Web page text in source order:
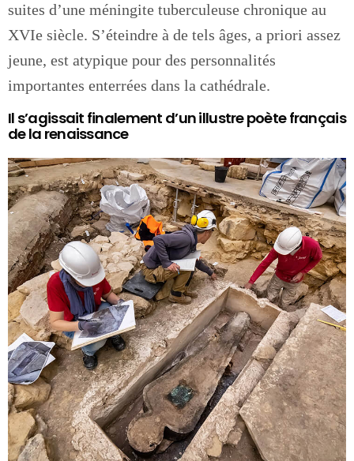
suites d’une méningite tuberculeuse chronique au
XVIe siècle. S’éteindre à de tels âges, a priori assez
jeune, est atypique pour des personnalités
importantes enterrées dans la cathédrale.
Il s’agissait finalement d’un illustre poète français
de la renaissance